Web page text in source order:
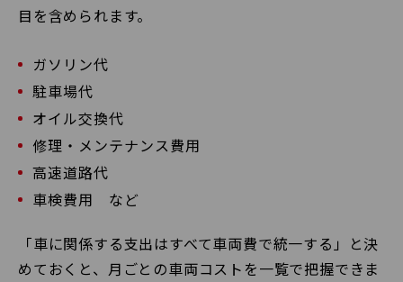
目を含められます。
ガソリン代
駐車場代
オイル交換代
修理・メンテナンス費用
高速道路代
車検費用 など
「車に関係する支出はすべて車両費で統一する」と決
めておくと、月ごとの車両コストを一覧で把握できま